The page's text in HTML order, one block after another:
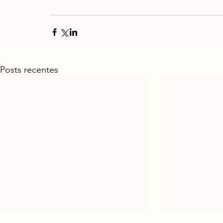
Posts recentes